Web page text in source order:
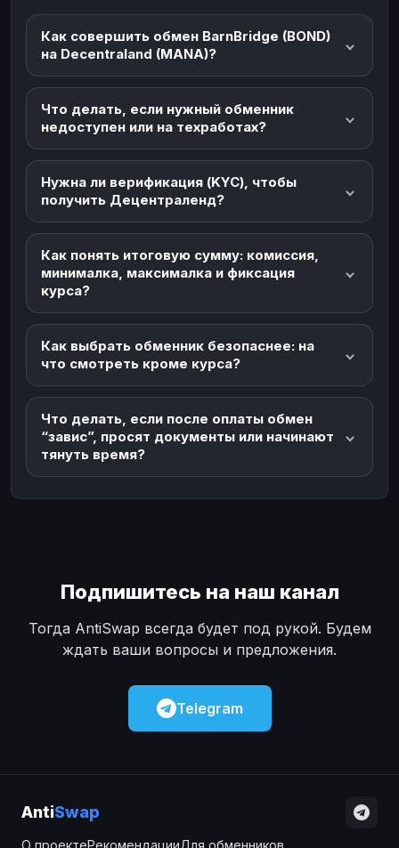
Как совершить обмен BarnBridge (BOND)
на Decentraland (MANA)?
Что делать, если нужный обменник
недоступен или на техработах?
Нужна ли верификация (KYC), чтобы
получить Децентраленд?
Как понять итоговую сумму: комиссия,
минималка, максималка и фиксация
курса?
Как выбрать обменник безопаснее: на
что смотреть кроме курса?
Что делать, если после оплаты обмен
“завис”, просят документы или начинают
тянуть время?
Подпишитесь на наш канал
Тогда AntiSwap всегда будет под рукой. Будем
ждать ваши вопросы и предложения.
Telegram
AntiSwap
О проектеРекомендацииДля обменников